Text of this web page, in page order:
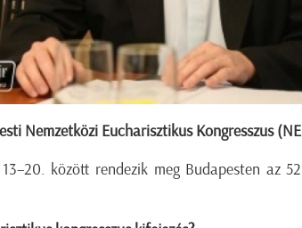
Nemzetközi Eucharisztikus Kongresszus
között rendezik meg Budapesten az